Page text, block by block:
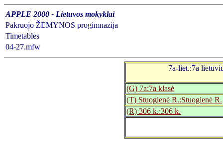
APPLE 2000 - Lietuvos mokyklai
Pakruojo ŽEMYNOS progimnazija
Timetables
04-27.mfw
7a-liet.:7a
(G) 7a:7a klasė
(T) Stuogienė R.:Stuogienė R.
(R) 306 k.:306 k.